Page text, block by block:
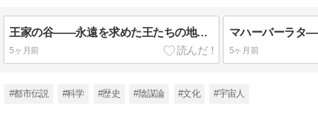
王家の谷――永遠を求めた王たちの地下都市
5ヶ月前 5ヶ月前
#都市伝説 #科学 #歴史 #陰謀論 #文化 #宇宙人